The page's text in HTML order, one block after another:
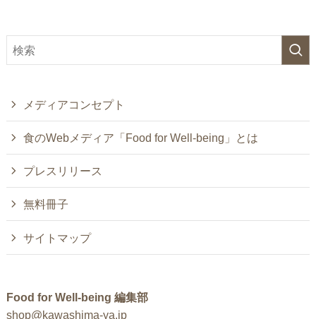
メディアコンセプト
食のWebメディア「Food for Well-being」とは
プレスリリース
無料冊子
サイトマップ
Food for Well-being 編集部
shop@kawashima-ya.jp